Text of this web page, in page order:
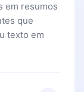
em resumos
que
texto em